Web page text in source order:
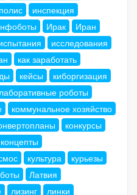
инспекция
Ирак
Иран
исследования
как заработать
кейсы
киборгизация
роботы
коммунальное хозяйство
конкурсы
концепты
культура
курьезы
Латвия
лизинг
линки